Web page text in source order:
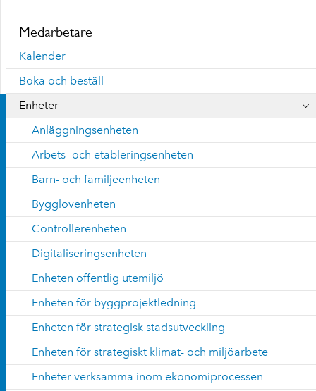
Medarbetare
Kalender
Boka och beställ
Enheter
Anläggningsenheten
Arbets- och etableringsenheten
Barn- och familjeenheten
Bygglovenheten
Controllerenheten
Digitaliseringsenheten
Enheten offentlig utemiljö
Enheten för byggprojektledning
Enheten för strategisk stadsutveckling
Enheten för strategiskt klimat- och miljöarbete
Enheter verksamma inom ekonomiprocessen